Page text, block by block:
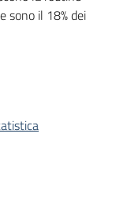
sono il 18% dei